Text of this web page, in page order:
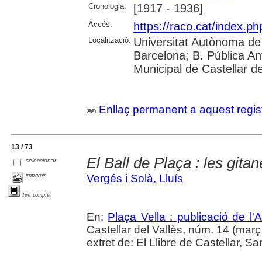
Cronologia: [1917 - 1936]
Accés: https://raco.cat/
Localització: Universitat Autònoma
Barcelona; B. Pública
Municipal de Castellar
Enllaç permanent a aquest
13 / 73
seleccionar
imprimir
Text complet
El Ball de Plaça : les
Vergés i Solà, Lluís
En: Plaça Vella : publicació de
Castellar del Vallès, núm. 14
extret de: El Llibre de Castellar,